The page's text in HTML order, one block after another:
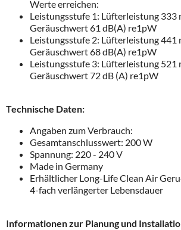
Werte erreichen:
Leistungsstufe 1: Lüfterleistung 333
Geräuschwert 61 dB(A) re1pW
Leistungsstufe 2: Lüfterleistung 441
Geräuschwert 68 dB(A) re1pW
Leistungsstufe 3: Lüfterleistung 521
Geräuschwert 72 dB (A) re1pW
Technische Daten:
Angaben zum Verbrauch:
Gesamtanschlusswert: 200 W
Spannung: 220 - 240 V
Made in Germany
Erhältlicher Long-Life Clean Air
4-fach verlängerter Lebensdauer
Informationen zur Planung und